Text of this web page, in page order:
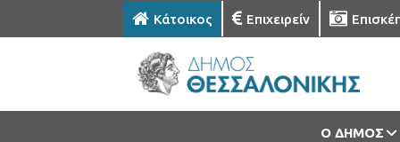
Κάτοικος Επιχειρείν
Ο ΔΗΜΟΣ